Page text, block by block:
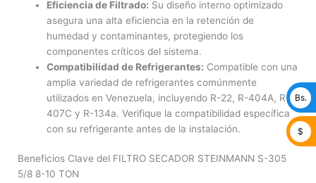
Eficiencia de Filtrado: Su diseño interno optimizado
asegura una alta eficiencia en la retención de
humedad y contaminantes, protegiendo los
componentes críticos del sistema.
Compatibilidad de Refrigerantes: Compatible con una
amplia variedad de refrigerantes comúnmente
utilizados en Venezuela, incluyendo R-22, R-404A, R-
407C y R-134a. Verifique la compatibilidad específica
con su refrigerante antes de la instalación.
Beneficios Clave del FILTRO SECADOR STEINMANN S-305
5/8 8-10 TON
Bs.
$